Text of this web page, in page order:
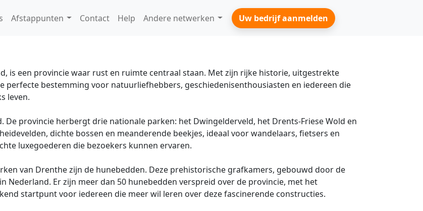
Afstappunten Contact Help Andere netwerken Uw bedrijf aanmelden
is een provincie waar rust en ruimte centraal staan. Met zijn rijke historie, uitgestrekte
bestemming voor natuurliefhebbers, geschiedenisenthousiasten en iedereen die
leven.
provincie herbergt drie nationale parken: het Dwingelderveld, het Drents-Friese Wold en
dichte bossen en meanderende beekjes, ideaal voor wandelaars, fietsers en
luxegoederen die bezoekers kunnen ervaren.
van Drenthe zijn de hunebedden. Deze prehistorische grafkamers, gebouwd door de
Nederland. Er zijn meer dan 50 hunebedden verspreid over de provincie, met het
startpunt voor iedereen die meer wil leren over deze fascinerende constructies.